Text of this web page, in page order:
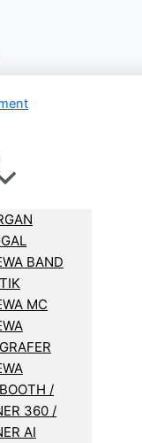
BAND
MC
/
360 /
AI